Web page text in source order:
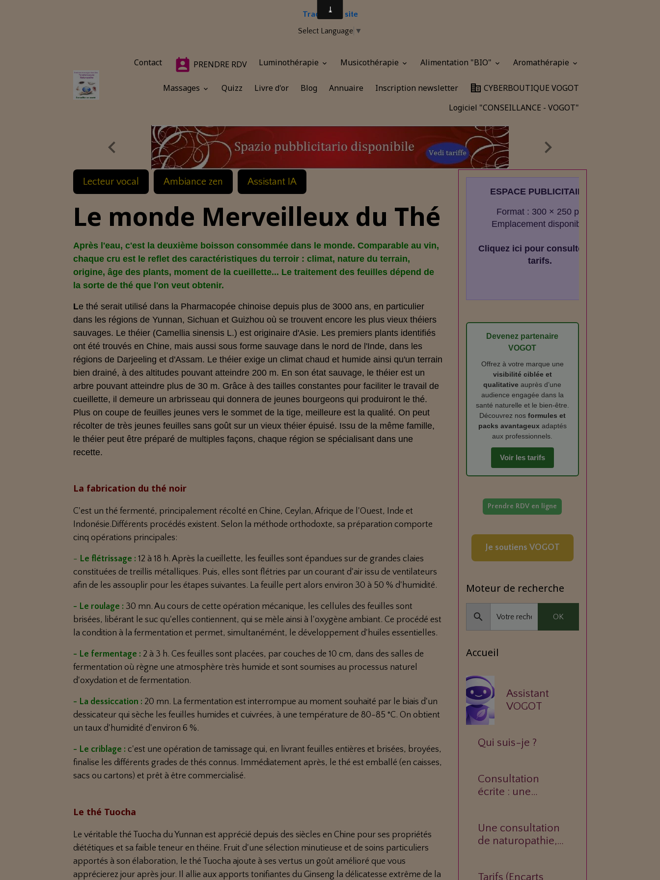
Traduire le site
Select Language ▼
Contact PRENDRE RDV Luminothérapie Musicothérapie Alimentation "BIO" Aromathérapie
Massages Quizz Livre d'or Blog Annuaire Inscription newsletter
CYBERBOUTIQUE VOGOT
Logiciel "CONSEILLANCE - VOGOT"
Lecteur vocal Ambiance zen Assistant IA
Le monde Merveilleux du Thé
Après l'eau, c'est la deuxième boisson consommée dans le monde. Comparable au vin,
chaque cru est le reflet des caractéristiques du terroir : climat, nature du terrain,
origine, âge des plants, moment de la cueillette... Le traitement des feuilles dépend de
la sorte de thé que l'on veut obtenir.
Le thé serait utilisé dans la Pharmacopée chinoise depuis plus de 3000 ans, en particulier
dans les régions de Yunnan, Sichuan et Guizhou où se trouvent encore les plus vieux théiers
sauvages. Le théier (Camellia sinensis L.) est originaire d'Asie. Les premiers plants identifiés
ont été trouvés en Chine, mais aussi sous forme sauvage dans le nord de l'Inde, dans les
régions de Darjeeling et d'Assam. Le théier exige un climat chaud et humide ainsi qu'un terrain
bien drainé, à des altitudes pouvant atteindre 200 m. En son état sauvage, le théier est un
arbre pouvant atteindre plus de 30 m. Grâce à des tailles constantes pour faciliter le travail de
cueillette, il demeure un arbrisseau qui donnera de jeunes bourgeons qui produiront le thé.
Plus on coupe de feuilles jeunes vers le sommet de la tige, meilleure est la qualité. On peut
récolter de très jeunes feuilles sans goût sur un vieux théier épuisé. Issu de la même famille,
le théier peut être préparé de multiples façons, chaque région se spécialisant dans une
recette.
La fabrication du thé noir
C'est un thé fermenté, principalement récolté en Chine, Ceylan, Afrique de l'Ouest, Inde et
Indonésie.Différents procédés existent. Selon la méthode orthodoxte, sa préparation comporte
cinq opérations principales:
- Le flétrissage : 12 à 18 h. Après la cueillette, les feuilles sont épandues sur de grandes claies
constituées de treillis métalliques. Puis, elles sont flétries par un courant d'air issu de ventilateurs
afin de les assouplir pour les étapes suivantes. La feuille pert alors environ 30 à 50 % d'humidité.
- Le roulage : 30 mn. Au cours de cette opération mécanique, les cellules des feuilles sont
brisées, libérant le suc qu'elles contiennent, qui se mèle ainsi à l'oxygène ambiant. Ce procédé est
la condition à la fermentation et permet, simultanémént, le développement d'huiles essentielles.
- Le fermentage : 2 à 3 h. Ces feuilles sont placées, par couches de 10 cm, dans des salles de
fermentation où règne une atmosphère très humide et sont soumises au processus naturel
d'oxydation et de fermentation.
- La dessiccation : 20 mn. La fermentation est interrompue au moment souhaité par le biais d'un
dessicateur qui sèche les feuilles humides et cuivrées, à une température de 80-85 °C. On obtient
un taux d'humidité d'environ 6 %.
- Le criblage : c'est une opération de tamissage qui, en livrant feuilles entières et brisées, broyées,
finalise les différents grades de thés connus. Immédiatement après, le thé est emballé (en caisses,
sacs ou cartons) et prêt à être commercialisé.
Le thé Tuocha
Le véritable thé Tuocha du Yunnan est apprécié depuis des siècles en Chine pour ses propriétés
diététiques et sa faible teneur en théine. Fruit d'une sélection minutieuse et de soins particuliers
apportés à son élaboration, le thé Tuocha ajoute à ses vertus un goût amélioré que vous
apprécierez jour après jour. Il allie aux apports tonifiantes du Ginseng la délicatesse extrême de la
ESPACE PUBLICITAIRE
Format : 300 × 250 px
Emplacement disponible
Cliquez ici pour consulter les
tarifs.
Devenez partenaire
VOGOT
Offrez à votre marque une
visibilité ciblée et
qualitative auprès d’une
audience engagée dans la
santé naturelle et le bien‑être.
Découvrez nos formules et
packs avantageuxadaptés
aux professionnels.
Voir les tarifs
Prendre RDV en ligne
Je soutiens VOGOT
Moteur de recherche
OK
Accueil
Assistant
VOGOT
Qui suis-je ?
Consultation
écrite : une
votre question.
Une consultation
de naturopathie,
Tarifs (Encarts